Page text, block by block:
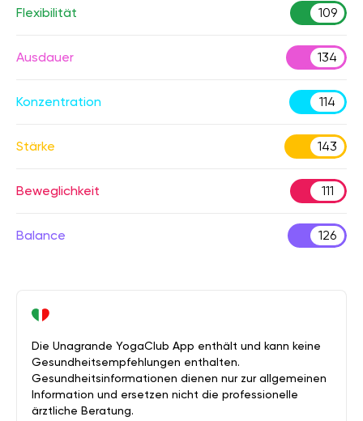
Flexibilität 109
Ausdauer 134
Konzentration 114
Stärke 143
Beweglichkeit 111
Balance 126
Die Unagrande YogaClub App enthält und kann keine
Gesundheitsempfehlungen enthalten.
Gesundheitsinformationen dienen nur zur allgemeinen
Information und ersetzen nicht die professionelle
ärztliche Beratung.